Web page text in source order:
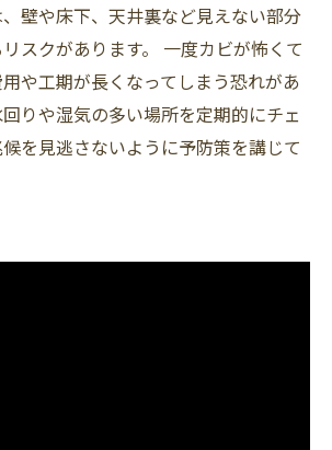
壁や床下、天井裏など見えない部分
スクがあります。 一度カビが怖くて
や工期が長くなってしまう恐れがあ
りや湿気の多い場所を定期的にチェ
を見逃さないように予防策を講じて